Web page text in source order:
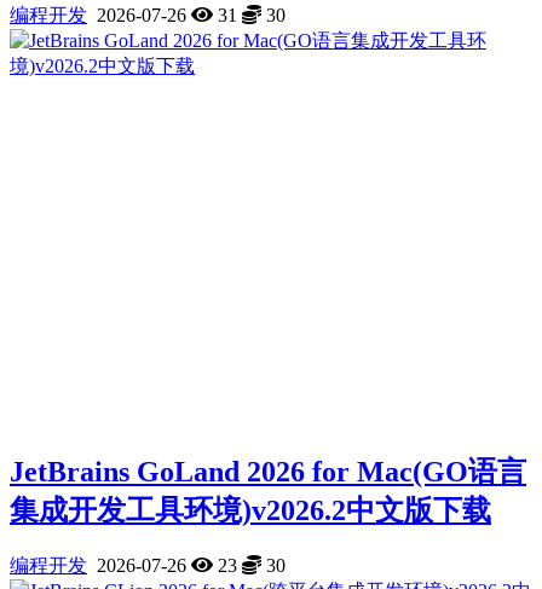
编程开发 2026-07-26 31 30
JetBrains GoLand 2026 for Mac(GO语言
集成开发工具环境)v2026.2中文版下载
编程开发 2026-07-26 23 30